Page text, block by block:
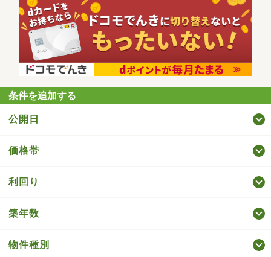
条件を追加する
公開日
価格帯
利回り
築年数
物件種別